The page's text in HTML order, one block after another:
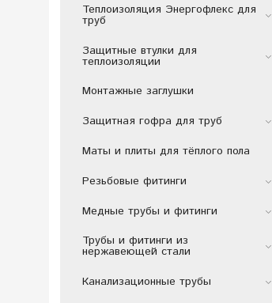
Теплоизоляция Энергофлекс для
труб
Защитные втулки для
теплоизоляции
Монтажные заглушки
Защитная гофра для труб
Маты и плиты для тёплого пола
Резьбовые фитинги
Медные трубы и фитинги
Трубы и фитинги из
нержавеющей стали
Канализационные трубы